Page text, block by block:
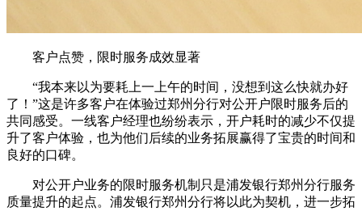
客户点赞，限时服务成效显著
“我本来以为要耗上一上午的时间，没想到这么快就办好
了！”这是许多客户在体验过郑州分行对公开户限时服务后的
共同感受。一线客户经理也纷纷表示，开户耗时的减少不仅提
升了客户体验，也为他们后续的业务拓展赢得了宝贵的时间和
良好的口碑。
对公开户业务的限时服务机制只是浦发银行郑州分行服务
质量提升的起点。浦发银行郑州分行将以此为契机，进一步拓